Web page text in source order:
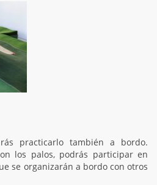
practicarlo también a bordo.
los palos, podrás participar en
se organizarán a bordo con otros